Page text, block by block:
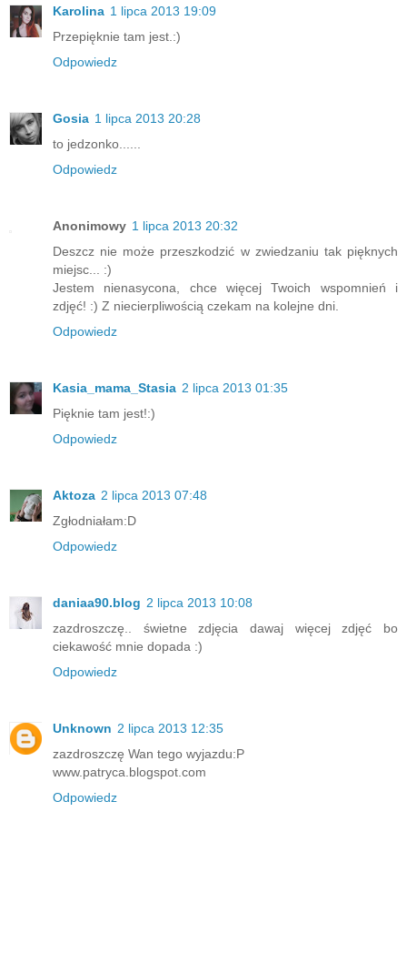
Karolina 1 lipca 2013 19:09
Przepięknie tam jest.:)
Odpowiedz
Gosia 1 lipca 2013 20:28
to jedzonko......
Odpowiedz
Anonimowy 1 lipca 2013 20:32
Deszcz nie może przeszkodzić w zwiedzaniu tak pięknych
miejsc... :)
Jestem nienasycona, chce więcej Twoich wspomnień i
zdjęć! :) Z niecierpliwością czekam na kolejne dni.
Odpowiedz
Kasia_mama_Stasia 2 lipca 2013 01:35
Pięknie tam jest!:)
Odpowiedz
Aktoza 2 lipca 2013 07:48
Zgłodniałam:D
Odpowiedz
daniaa90.blog 2 lipca 2013 10:08
zazdroszczę.. świetne zdjęcia dawaj więcej zdjęć bo
ciekawość mnie dopada :)
Odpowiedz
Unknown 2 lipca 2013 12:35
zazdroszczę Wan tego wyjazdu:P
www.patryca.blogspot.com
Odpowiedz